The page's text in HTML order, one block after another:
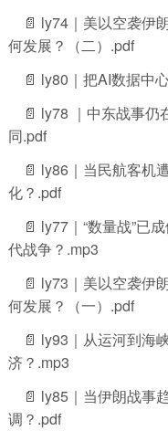
📄 ly74｜美以空袭伊
何发展？（二）.pdf
📄 ly80｜把AI数据中
📄 ly78 ｜中东战事仍
同.pdf
📄 ly86｜当民航客机
化？.pdf
📄 ly77｜“数量战”已
代战争？.mp3
📄 ly73｜美以空袭伊
何发展？（一）.pdf
📄 ly93｜从运河到海
济？.mp3
📄 ly85｜当伊朗战事
调？.pdf